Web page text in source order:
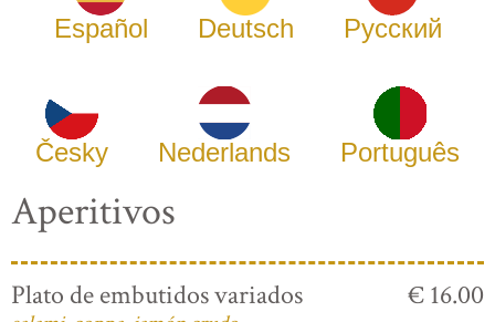
Español Deutsch Русский
Česky Nederlands Português
Aperitivos
Plato de embutidos variados € 16.00